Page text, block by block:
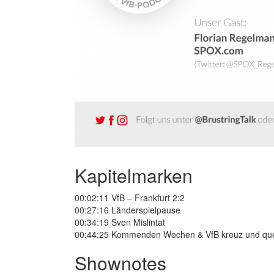
Kapitelmarken
00:02:11 VfB – Frankfurt 2:2
00:27:16 Länderspielpause
00:34:19 Sven Mislintat
00:44:25 Kommenden Wochen & VfB kreuz und
Shownotes